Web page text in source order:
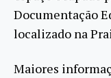
Documentação
localizado na
Maiores